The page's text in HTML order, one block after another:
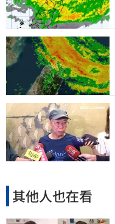
其他人也在看